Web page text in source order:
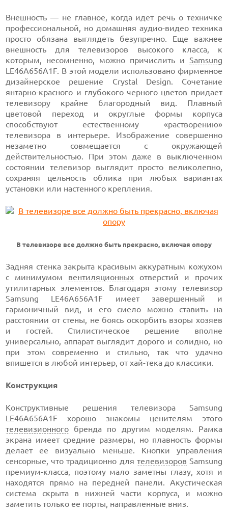
Внешность — не главное, когда идет речь о техничке
профессиональной, но домашняя аудио-видео техника
просто обязана выглядеть безупречно. Еще важнее
внешность для телевизоров высокого класса, к
которым, несомненно, можно причислить и Samsung
LE46A656A1F. В этой модели использовано фирменное
дизайнерское решение Crystal Design. Сочетание
янтарно-красного и глубокого черного цветов придает
телевизору крайне благородный вид. Плавный
цветовой переход и округлые формы корпуса
способствуют естественному «растворению»
телевизора в интерьере. Изображение совершенно
незаметно совмещается с окружающей
действительностью. При этом даже в выключенном
состоянии телевизор выглядит просто великолепно,
сохраняя цельность облика при любых вариантах
установки или настенного крепления.
В телевизоре все должно быть прекрасно, включая опору
Задняя стенка закрыта красивым аккуратным кожухом
с минимумом вентиляционных отверстий и прочих
утилитарных элементов. Благодаря этому телевизор
Samsung LE46A656A1F имеет завершенный и
гармоничный вид, и его смело можно ставить на
расстоянии от стены, не боясь оскорбить взоры хозяев
и гостей. Стилистическое решение вполне
универсально, аппарат выглядит дорого и солидно, но
при этом современно и стильно, так что удачно
впишется в любой интерьер, от хай-тека до классики.
Конструкция
Конструктивные решения телевизора Samsung
LE46A656A1F хорошо знакомы ценителям этого
телевизионного бренда по другим моделям. Рамка
экрана имеет средние размеры, но плавность формы
делает ее визуально меньше. Кнопки управления
сенсорные, что традиционно для телевизоров Samsung
премиум-класса, поэтому мало заметны глазу, хотя и
находятся прямо на передней панели. Акустическая
система скрыта в нижней части корпуса, и можно
заметить только ее порты, направленные вниз.